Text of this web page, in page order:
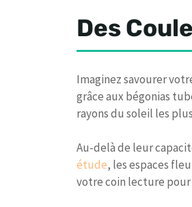
Des
Imaginez savourer
grâce aux bégonias
rayons du soleil les
Au-delà de leur
étude, les espaces
votre coin lecture pour